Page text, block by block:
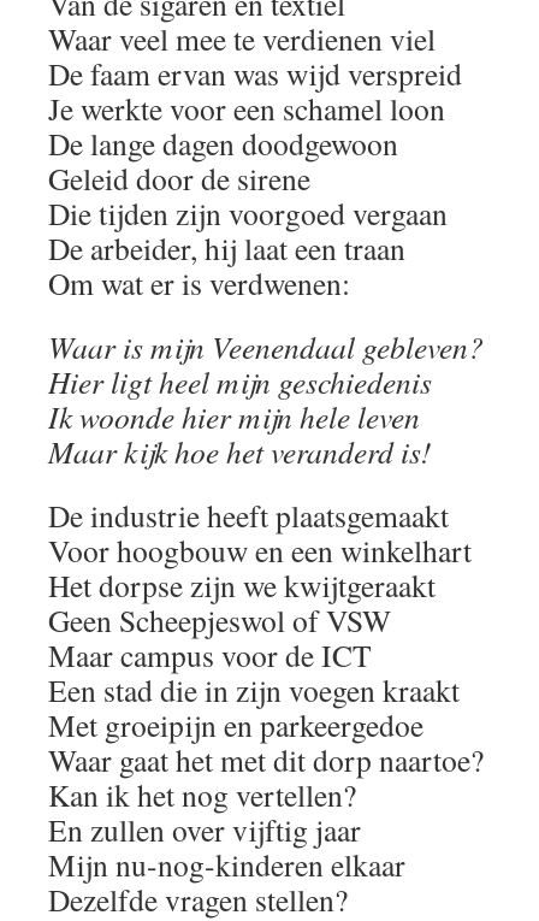
Waar veel mee te verdienen viel
De faam ervan was wijd verspreid
Je werkte voor een schamel loon
De lange dagen doodgewoon
Geleid door de sirene
Die tijden zijn voorgoed vergaan
De arbeider, hij laat een traan
Om wat er is verdwenen:
Waar is mijn Veenendaal gebleven?
Hier ligt heel mijn geschiedenis
Ik woonde hier mijn hele leven
Maar kijk hoe het veranderd is!
De industrie heeft plaatsgemaakt
Voor hoogbouw en een winkelhart
Het dorpse zijn we kwijtgeraakt
Geen Scheepjeswol of VSW
Maar campus voor de ICT
Een stad die in zijn voegen kraakt
Met groeipijn en parkeergedoe
Waar gaat het met dit dorp naartoe?
Kan ik het nog vertellen?
En zullen over vijftig jaar
Mijn nu-nog-kinderen elkaar
Dezelfde vragen stellen?